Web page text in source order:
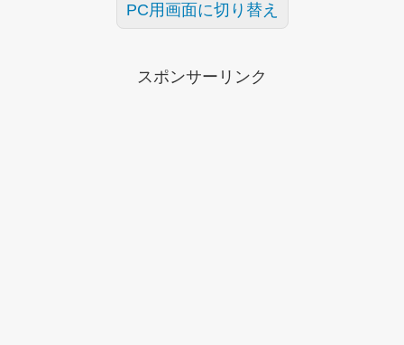
PC用画面に切り替え
スポンサーリンク